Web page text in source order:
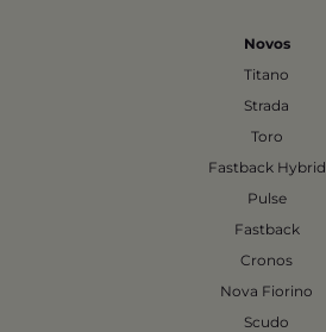
Novos
Titano
Strada
Toro
Fastback Hybrid
Pulse
Fastback
Cronos
Nova Fiorino
Scudo